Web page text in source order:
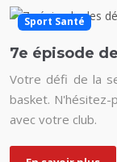
Sport Santé
7e épisode
Votre défi de la
basket. N'hésitez-
avec votre club.